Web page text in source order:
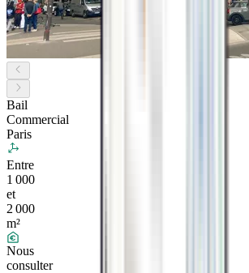
Bail
Commercial
Paris
Entre
1 000
et
2 000
m²
Nous
consulter